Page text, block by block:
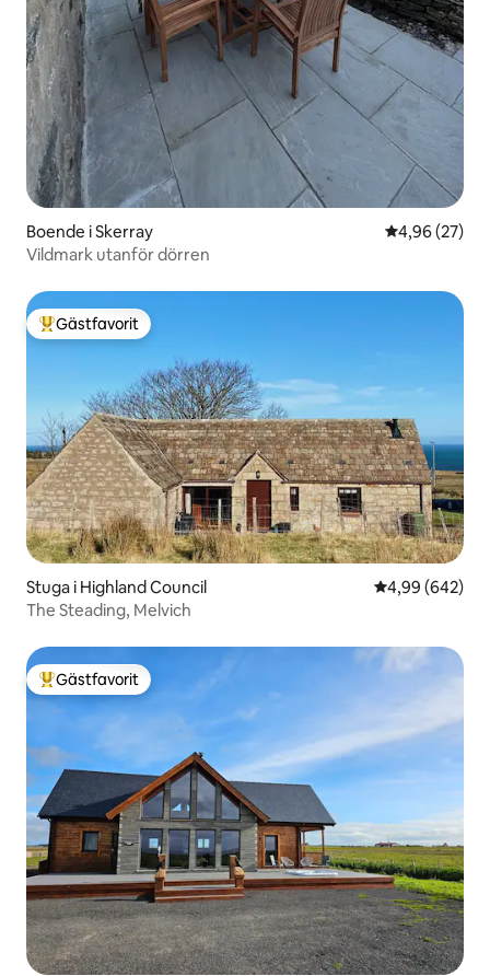
Boende i Skerray 4,96 av 5 i
4,96 (27)
Vildmark utanför dörren
Populär gästfavorit
Gästfavorit
Stuga i Highland Council 4,99 av 5 i
4,99 (642)
The Steading, Melvich
Populär gästfavorit
Gästfavorit